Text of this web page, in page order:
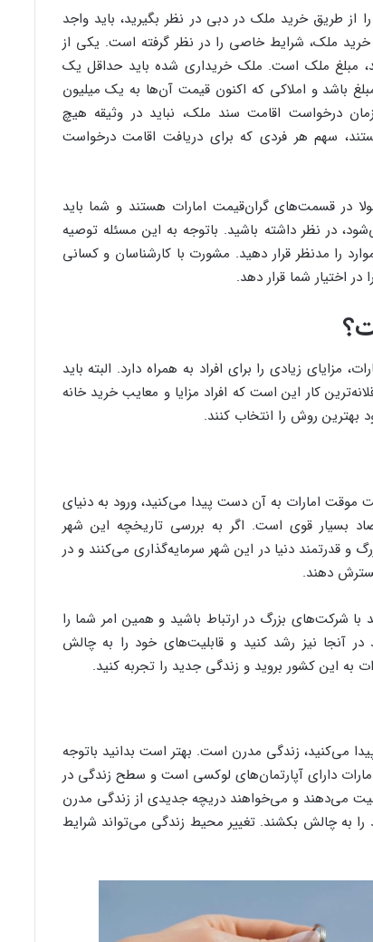
از طریق خرید ملک در دبی در نظر بگیرید، باید واجد
خرید ملک، شرایط خاصی را در نظر گرفته است. یکی از
مبلغ ملک است. ملک خریداری شده باید حداقل یک
باشد و املاکی که اکنون قیمت آن‌ها به یک میلیون
درخواست اقامت سند ملک، نباید در وثیقه هیچ
سهم هر فردی که برای دریافت اقامت درخواست
در قسمت‌های گران‌قیمت امارات هستند و شما باید
در نظر داشته باشید. باتوجه به این مسئله توصیه
را مدنظر قرار دهید. مشورت با کارشناسان و کسانی
در اختیار شما قرار دهد.
مزایای زیادی را برای افراد به همراه دارد. البته باید
کار این است که افراد مزایا و معایب خرید خانه
بهترین روش را انتخاب کنند.
موقت امارات به آن دست پیدا می‌کنید، ورود به دنیای
بسیار قوی است. اگر به بررسی تاریخچه این شهر
قدرتمند دنیا در این شهر سرمایه‌گذاری می‌کنند و در
دهند.
با شرکت‌های بزرگ در ارتباط باشید و همین امر شما را
در آنجا نیز رشد کنید و قابلیت‌های خود را به چالش
به این کشور بروید و زندگی جدید را تجربه کنید.
می‌کنید، زندگی مدرن است. بهتر است بدانید باتوجه
دارای آپارتمان‌های لوکسی است و سطح زندگی در
می‌دهند و می‌خواهند دریچه جدیدی از زندگی مدرن
را به چالش بکشند. تغییر محیط زندگی می‌تواند شرایط